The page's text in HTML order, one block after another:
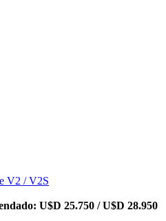
V2 / V2S
U$D 25.750 / U$D 28.950